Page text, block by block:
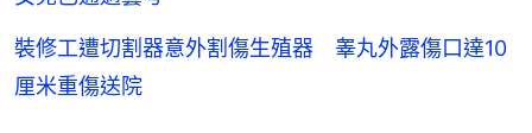
裝修工遭切割器意外割傷生殖器 睾丸外露傷口達10
厘米重傷送院